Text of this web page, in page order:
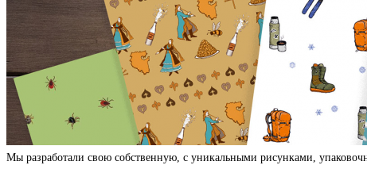
Мы разработали свою собственную, с уникальными рисунками,